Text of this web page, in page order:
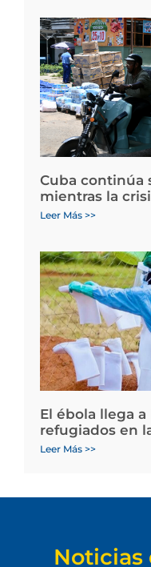
Cuba continúa
mientras la
Leer Más >>
El ébola llega
refugiados en
Leer Más >>
Noticias